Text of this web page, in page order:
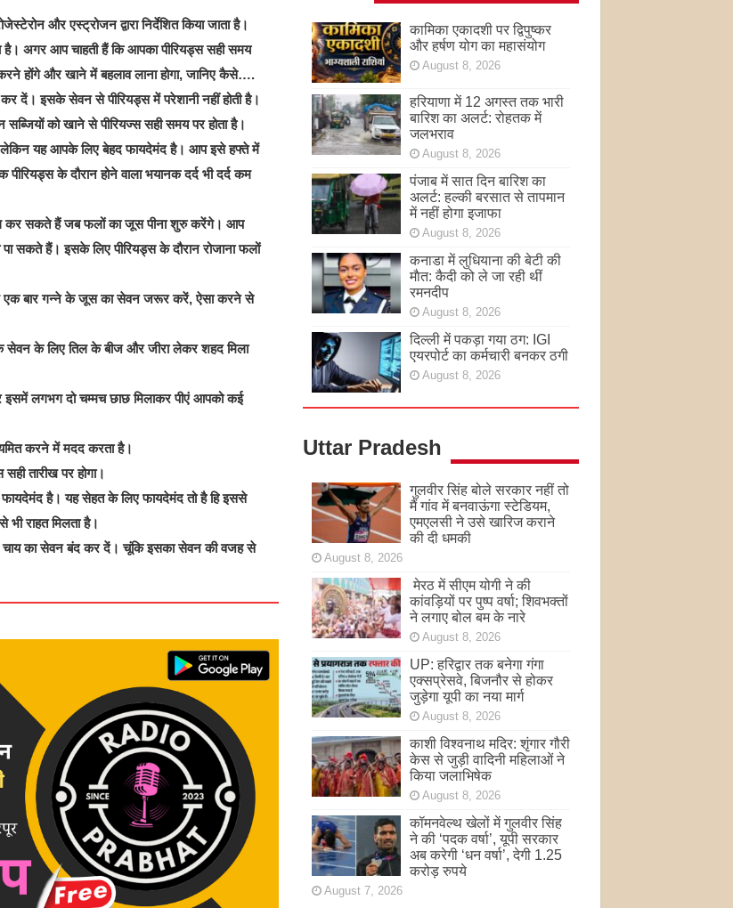
और एस्ट्रोजन द्वारा निर्देशित किया जाता है।
है। अगर आप चाहती हैं कि आपका पीरियड्स सही समय
होंगे और खाने में बहलाव लाना होगा, जानिए कैसे….
दें। इसके सेवन से पीरियड्स में परेशानी नहीं होती है।
को खाने से पीरियज्स सही समय पर होता है।
यह आपके लिए बेहद फायदेमंद है। आप इसे हफ्ते में
के दौरान होने वाला भयानक दर्द भी दर्द कम
कर सकते हैं जब फलों का जूस पीना शुरु करेंगे। आप
हैं। इसके लिए पीरियड्स के दौरान रोजाना फलों
एक बार गन्ने के जूस का सेवन जरूर करें, ऐसा करने से
सेवन के लिए तिल के बीज और जीरा लेकर शहद मिला
लगभग दो चम्मच छाछ मिलाकर पीएं आपको कई
करने में मदद करता है।
तारीख पर होगा।
है। यह सेहत के लिए फायदेमंद तो है हि इससे
राहत मिलता है।
चाय का सेवन बंद कर दें। चूंकि इसका सेवन की वजह से
कामिका एकादशी पर द्विपुष्कर
और हर्षण योग का महासंयोग
August 8, 2026
हरियाणा में 12 अगस्त तक भारी
बारिश का अलर्ट: रोहतक में
जलभराव
August 8, 2026
पंजाब में सात दिन बारिश का
अलर्ट: हल्की बरसात से तापमान
में नहीं होगा इजाफा
August 8, 2026
कनाडा में लुधियाना की बेटी की
माैत: कैदी को ले जा रही थीं
रमनदीप
August 8, 2026
दिल्ली में पकड़ा गया ठग: IGI
एयरपोर्ट का कर्मचारी बनकर ठगी
August 8, 2026
Uttar Pradesh
गुलवीर सिंह बोले सरकार नहीं तो
मैं गांव में बनवाऊंगा स्टेडियम,
एमएलसी ने उसे खारिज कराने
की दी धमकी
August 8, 2026
मेरठ में सीएम योगी ने की
कांवड़ियों पर पुष्प वर्षा; शिवभक्तों
ने लगाए बोल बम के नारे
August 8, 2026
UP: हरिद्वार तक बनेगा गंगा
एक्सप्रेसवे, बिजनौर से होकर
जुड़ेगा यूपी का नया मार्ग
August 8, 2026
काशी विश्वनाथ मदिर: शृंगार गौरी
केस से जुड़ी वादिनी महिलाओं ने
किया जलाभिषेक
August 8, 2026
कॉमनवेल्थ खेलों में गुलवीर सिंह
ने की ‘पदक वर्षा’, यूपी सरकार
अब करेगी ‘धन वर्षा’, देगी 1.25
करोड़ रुपये
August 7, 2026